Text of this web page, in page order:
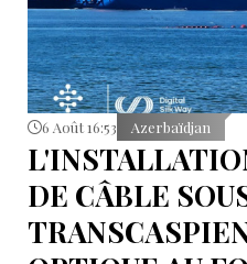
6 Août 16:53 Azerbaïdjan
DE CÂBLE